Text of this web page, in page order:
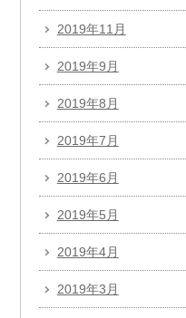
2019年11月
2019年9月
2019年8月
2019年7月
2019年6月
2019年5月
2019年4月
2019年3月